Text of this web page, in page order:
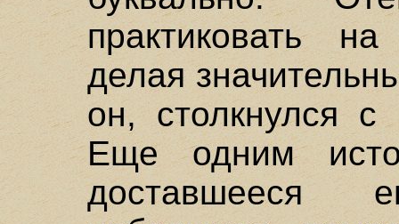
практиковать
делая
он, столкнулся
Еще одним
доставшееся